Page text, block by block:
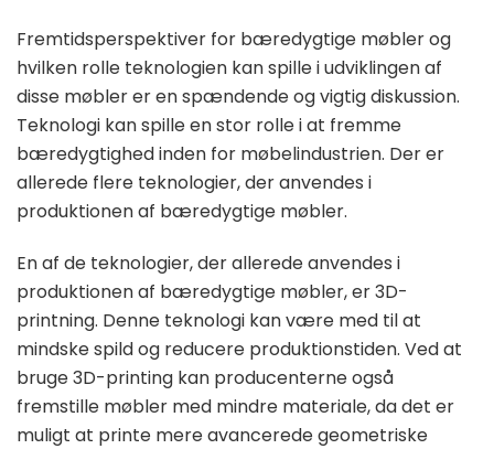
Fremtidsperspektiver for bæredygtige møbler og
hvilken rolle teknologien kan spille i udviklingen af
disse møbler er en spændende og vigtig diskussion.
Teknologi kan spille en stor rolle i at fremme
bæredygtighed inden for møbelindustrien. Der er
allerede flere teknologier, der anvendes i
produktionen af ​​bæredygtige møbler.
En af de teknologier, der allerede anvendes i
produktionen af bæredygtige møbler, er 3D-
printning. Denne teknologi kan være med til at
mindske spild og reducere produktionstiden. Ved at
bruge 3D-printing kan producenterne også
fremstille møbler med mindre materiale, da det er
muligt at printe mere avancerede geometriske